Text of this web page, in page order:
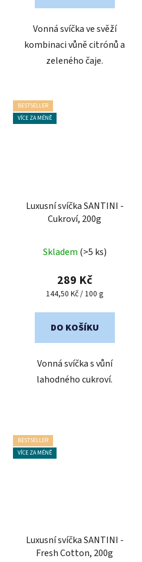
Vonná svíčka ve svěží
kombinaci vůně citrónů a
zeleného čaje.
BESTSELLER
VÍCE ZA MÉNĚ
Luxusní svíčka SANTINI -
Cukroví, 200g
hodnocení
produktu
je
z
Skladem (>5 ks)
289 Kč
Měrná
144,50 Kč / 100 g
DO KOŠÍKU
Vonná svíčka s vůní
lahodného cukroví.
BESTSELLER
VÍCE ZA MÉNĚ
Luxusní svíčka SANTINI -
Fresh Cotton, 200g